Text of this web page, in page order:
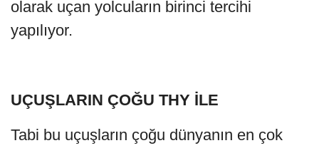
olarak uçan yolcuların birinci tercihi
yapılıyor.
UÇUŞLARIN ÇOĞU THY İLE
Tabi bu uçuşların çoğu dünyanın en çok